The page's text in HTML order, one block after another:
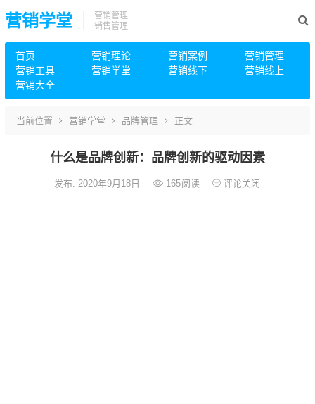
营销学堂
营销管理
销售管理
首页 营销理论 营销案例
营销管理
营销工具
营销学堂 营销线下
营销线上
营销大全
当前位置 营销学堂 品牌管理 正文
什么是品牌创新：品牌创新的驱动因素
发布: 2020年9月18日 165阅读 评论关闭